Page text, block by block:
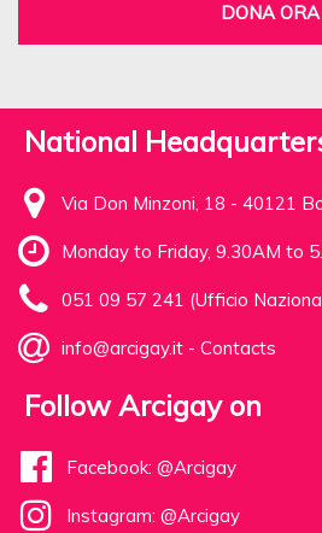
DONA ORA
National
Via Don Minzoni, 18 - 40121
Monday to Friday, 9.30AM to
051 09 57 241 (Ufficio
info@arcigay.it - Contacts
Follow Arcigay on
Facebook: @Arcigay
Instagram: @Arcigay